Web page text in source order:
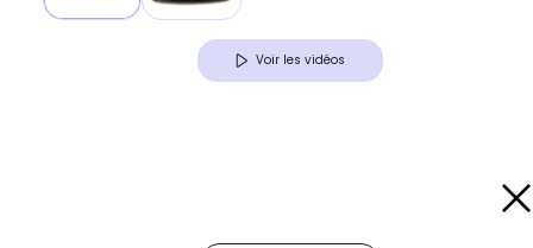
Voir les vidéos